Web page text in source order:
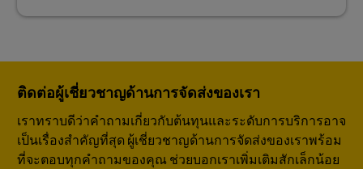
ติดต่อผู้เชี่ยวชาญด้านการจัดส่งของเรา
เราทราบดีว่าคำถามเกี่ยวกับต้นทุนและระดับการบริการอาจ
เป็นเรื่องสำคัญที่สุด ผู้เชี่ยวชาญด้านการจัดส่งของเราพร้อม
ที่จะตอบทุกคำถามของคุณ ช่วยบอกเราเพิ่มเติมสักเล็กน้อย